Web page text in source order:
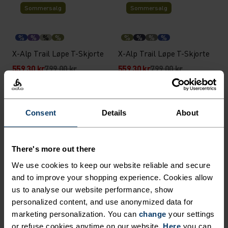
Consent Details About
There's more out there
We use cookies to keep our website reliable and secure
and to improve your shopping experience. Cookies allow
us to analyse our website performance, show
personalized content, and use anonymized data for
marketing personalization. You can change your settings
or refuse cookies anytime on our website. Here you can
Sommersalg
% % % %
X-Alp Trail Løpe T-Skjorte
559,30 kr799,00 kr
Sommersalg
% % % %
X-Alp Trail Løpe T-Skjorte
559,30 kr799,00 kr
%
Zeroweight Chill-Tec
749,00 kr
Zeroweight Chill-Tec
Vann­tett
% % % %
Essential 2.5L Waterproof
Jakke
Vann­tett
% %
Essential 2.5L Waterproof
Jakke